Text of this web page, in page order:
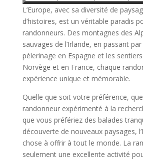
L’Europe, avec sa diversité de
d’histoires, est un véritable paradis
randonneurs. Des montagnes des
sauvages de l’Irlande, en passant
pèlerinage en Espagne et les
Norvège et en France, chaque
expérience unique et mémorable.
Quelle que soit votre préférence,
randonneur expérimenté à la
que vous préfériez des balades
découverte de nouveaux paysages,
chose à offrir à tout le monde. La
seulement une excellente activité